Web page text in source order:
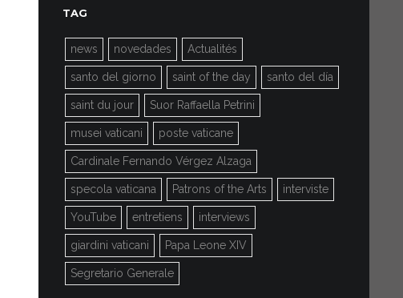
TAG
news novedades Actualités
santo del giorno saint of the day santo del día
saint du jour Suor Raffaella Petrini
musei vaticani poste vaticane
Cardinale Fernando Vérgez Alzaga
specola vaticana Patrons of the Arts interviste
YouTube entretiens interviews
giardini vaticani Papa Leone XIV
Segretario Generale